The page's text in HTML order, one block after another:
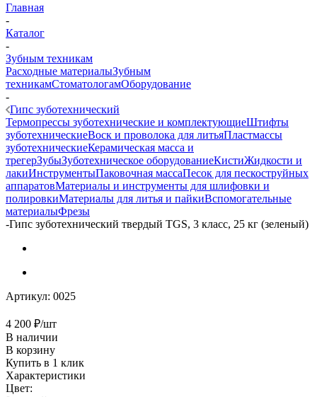
Главная
-
Каталог
-
Зубным техникам
Расходные материалыЗубным
техникамСтоматологамОборудование
-
Гипс зуботехнический
Термопрессы зуботехнические и комплектующиеШтифты
зуботехническиеВоск и проволока для литьяПластмассы
зуботехническиеКерамическая масса и
трегерЗубыЗуботехническое оборудованиеКистиЖидкости и
лакиИнструментыПаковочная массаПесок для пескоструйных
аппаратовМатериалы и инструменты для шлифовки и
полировкиМатериалы для литья и пайкиВспомогательные
материалыФрезы
-Гипс зуботехнический твердый TGS, 3 класс, 25 кг (зеленый)
Артикул: 0025
4 200 ₽/шт
В наличии
В корзину
Купить в 1 клик
Характеристики
Цвет: